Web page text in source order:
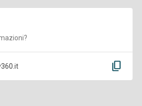
content_copy